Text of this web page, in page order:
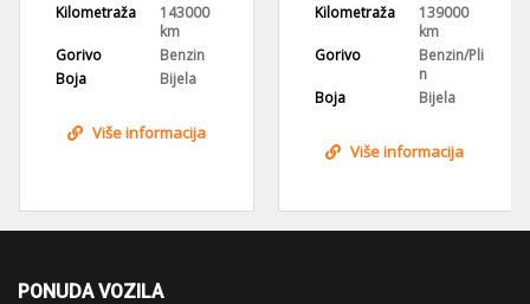
Kilometraža
139000
km
Gorivo
Benzin/Pli
n
Kilometraža
62000 km
Benzin/Pli
n
Bijela
PONUDA VOZILA